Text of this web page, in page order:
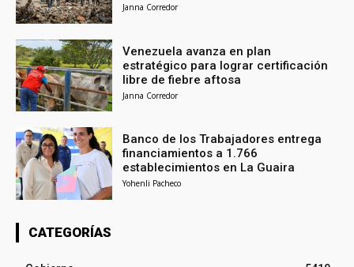
Janna Corredor
Venezuela avanza en plan
estratégico para lograr certificación
libre de fiebre aftosa
Janna Corredor
Banco de los Trabajadores entrega
financiamientos a 1.766
establecimientos en La Guaira
Yohenli Pacheco
CATEGORÍAS